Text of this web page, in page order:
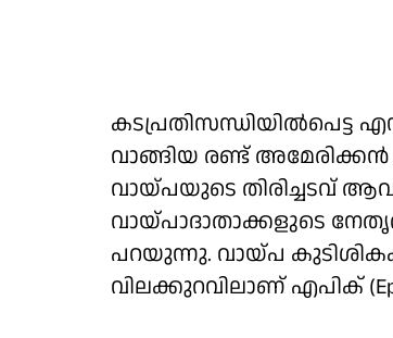
വാങ്ങിയ രണ്ട് അമേരിക്കന്‍
വായ്പയുടെ തിരിച്ചടവ്
വായ്പാദാതാക്കളുടെ
പറയുന്നു. വായ്പ
വിലക്കുറവിലാണ് എപിക്